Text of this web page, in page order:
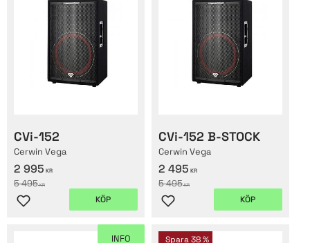
CVi-152
Cerwin Vega
2 995 KR
5 495KR
Lägg till i favoriter
KÖP
CVi-152 B-STOCK
Cerwin Vega
2 495 KR
5 495KR
Lägg till i favoriter
KÖP
INFO Spara38 %